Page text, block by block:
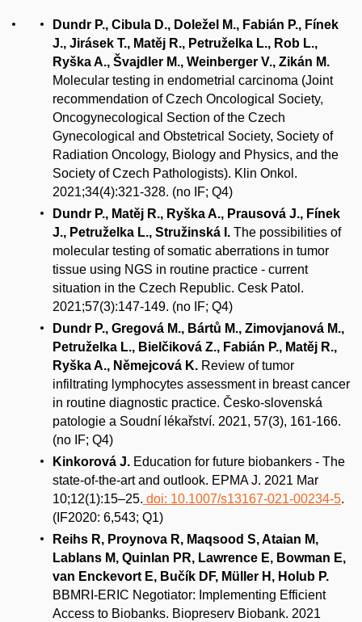
Dundr P., Cibula D., Doležel M., Fabián P., Fínek
J., Jirásek T., Matěj R., Petruželka L., Rob L.,
Ryška A., Švajdler M., Weinberger V., Zikán M.
Molecular testing in endometrial carcinoma (Joint
recommendation of Czech Oncological Society,
Oncogynecological Section of the Czech
Gynecological and Obstetrical Society, Society of
Radiation Oncology, Biology and Physics, and the
Society of Czech Pathologists). Klin Onkol.
2021;34(4):321-328. (no IF; Q4)
Dundr P., Matěj R., Ryška A., Prausová J., Fínek
J., Petruželka L., Stružinská I. The possibilities of
molecular testing of somatic aberrations in tumor
tissue using NGS in routine practice - current
situation in the Czech Republic. Cesk Patol.
2021;57(3):147-149. (no IF; Q4)
Dundr P., Gregová M., Bártů M., Zimovjanová M.,
Petruželka L., Bielčiková Z., Fabián P., Matěj R.,
Ryška A., Němejcová K. Review of tumor
infiltrating lymphocytes assessment in breast cancer
in routine diagnostic practice. Česko-slovenská
patologie a Soudní lékařství. 2021, 57(3), 161-166.
(no IF; Q4)
Kinkorová J. Education for future biobankers - The
state-of-the-art and outlook. EPMA J. 2021 Mar
10;12(1):15–25. doi: 10.1007/s13167-021-00234-5.
(IF2020: 6,543; Q1)
Reihs R, Proynova R, Maqsood S, Ataian M,
Lablans M, Quinlan PR, Lawrence E, Bowman E,
van Enckevort E, Bučík DF, Müller H, Holub P.
BBMRI-ERIC Negotiator: Implementing Efficient
Access to Biobanks. Biopreserv Biobank. 2021